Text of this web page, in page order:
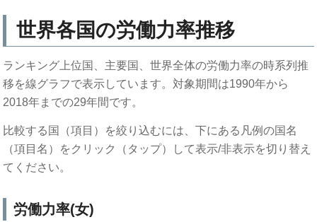
世界各国の労働力率推移
ランキング上位国、主要国、世界全体の労働力率の時系列推
移を線グラフで表示しています。対象期間は1990年から
2018年までの29年間です。
比較する国（項目）を絞り込むには、下にある凡例の国名
（項目名）をクリック（タップ）して表示/非表示を切り替え
てください。
労働力率(女)